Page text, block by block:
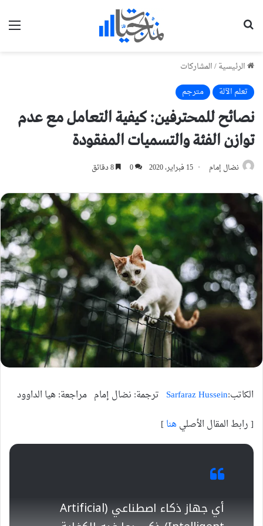
الرئيسية/المشاركات
تعلم الآلة
مترجم
نصائح للمحترفين: كيفية التعامل مع عدم
توازن الفئة والتسميات المفقودة
نضال إمام 15 فبراير، 2020 0
الكاتب:Sarfaraz Hussein ترجمة: نضال إمام مراجعة: هيا الداوود
[ رابط المقال الأصلي هنا]
أي جهاز ذكاء اصطناعي (Artificial